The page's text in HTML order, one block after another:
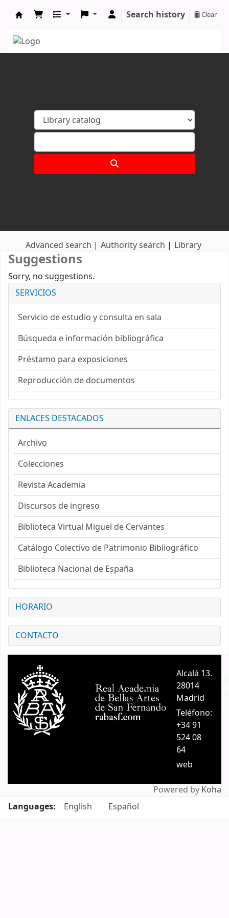
Search history Clear
Advanced search Authority search Library
SERVICIOS
Servicio de estudio y consulta en sala
Búsqueda e información bibliográfica
Préstamo para exposiciones
Reproducción de documentos
ENLACES DESTACADOS
Archivo
Colecciones
Revista Academia
Discursos de ingreso
Biblioteca Virtual Miguel de Cervantes
Catálogo Colectivo de Patrimonio Bibliográfico
Biblioteca Nacional de España
HORARIO
CONTACTO
Suggestions
Sorry, no suggestions.
Alcalá 13.
28014
Madrid
Teléfono:
+34 91
524 08
64
web
Powered by Koha
Languages:
English Español